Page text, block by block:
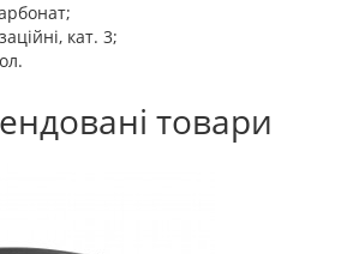
кат. 3;
товари